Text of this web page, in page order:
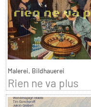
Malerei, Bildhauerei
Rien ne va plus